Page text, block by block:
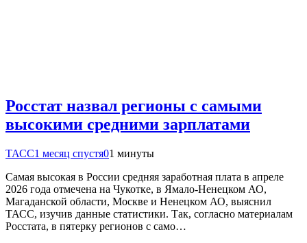
Росстат назвал регионы с самыми
высокими средними зарплатами
ТАСС1 месяц спустя01 минуты
Самая высокая в России средняя заработная плата в апреле
2026 года отмечена на Чукотке, в Ямало-Ненецком АО,
Магаданской области, Москве и Ненецком АО, выяснил
ТАСС, изучив данные статистики. Так, согласно материалам
Росстата, в пятерку регионов с само…